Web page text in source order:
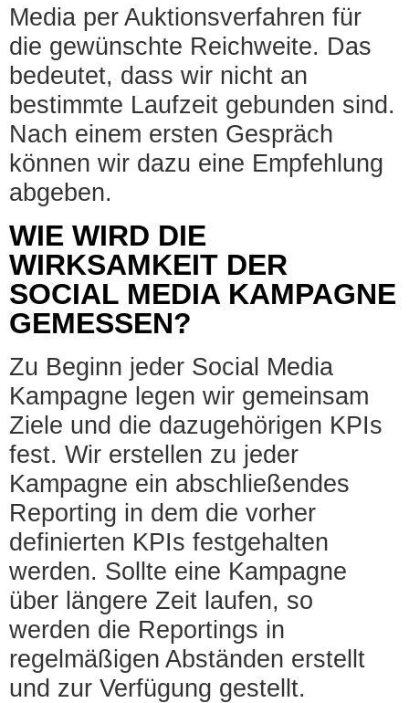
Media per Auktionsverfahren für
die gewünschte Reichweite. Das
bedeutet, dass wir nicht an
bestimmte Laufzeit gebunden sind.
Nach einem ersten Gespräch
können wir dazu eine Empfehlung
abgeben.
WIE WIRD DIE
WIRKSAMKEIT DER
SOCIAL MEDIA KAMPAGNE
GEMESSEN?
Zu Beginn jeder Social Media
Kampagne legen wir gemeinsam
Ziele und die dazugehörigen KPIs
fest. Wir erstellen zu jeder
Kampagne ein abschließendes
Reporting in dem die vorher
definierten KPIs festgehalten
werden. Sollte eine Kampagne
über längere Zeit laufen, so
werden die Reportings in
regelmäßigen Abständen erstellt
und zur Verfügung gestellt.